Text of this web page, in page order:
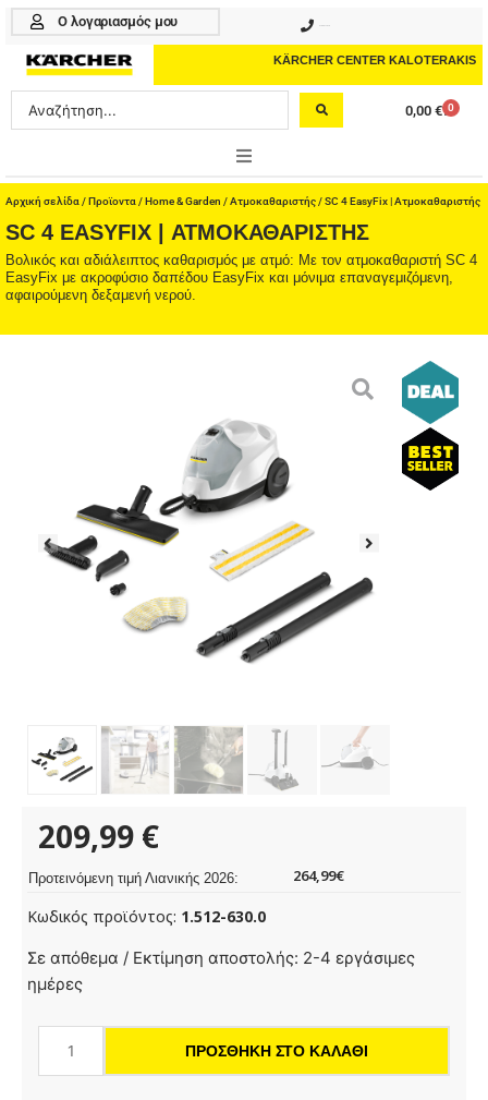
Μετάβαση
περιεχόμενο
Ο λογαριασμός μου
KÄRCHER CENTER KALOTERAKIS
Search
...
0,00 € 0
Cart
ONLINE SHOP
HOME & GARDEN
PROFESSIONAL
ΥΠΗΡΕΣΙΕΣ-ΝΕΑ-ΛΥΣΕΙΣ
Αρχική σελίδα /Προϊοντα /Home & Garden /Ατμοκαθαριστής/ SC 4 EasyFix | Ατμοκαθαριστής
SC 4 EASYFIX | ΑΤΜΟΚΑΘΑΡΙΣΤΉΣ
Βολικός και αδιάλειπτος καθαρισμός με ατμό: Με τον ατμοκαθαριστή SC 4
EasyFix με ακροφύσιο δαπέδου EasyFix και μόνιμα επαναγεμιζόμενη,
αφαιρούμενη δεξαμενή νερού.
209,99 €
Προτεινόμενη τιμή Λιανικής 2026: 264,99€
Κωδικός προϊόντος: 1.512-630.0
Σε απόθεμα / Εκτίμηση αποστολής: 2-4 εργάσιμες
ημέρες
SC
4
Ατμοκαθαριστής
ΠΡΟΣΘΉΚΗ ΣΤΟ ΚΑΛΆΘΙ